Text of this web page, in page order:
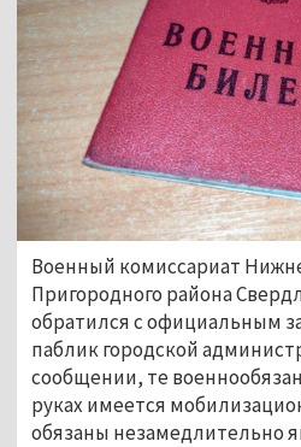
Военный комиссариат
Пригородного района
обратился с официальным
паблик городской
сообщении, те
руках имеется
обязаны незамедлительно